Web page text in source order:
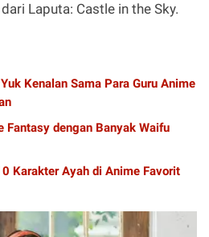
Laputa: Castle in the Sky.
Kenalan Sama Para Guru Anime
Fantasy dengan Banyak Waifu
Karakter Ayah di Anime Favorit